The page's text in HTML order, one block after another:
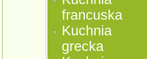
francuska
Kuchnia
grecka